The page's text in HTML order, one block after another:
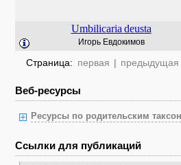
Umbilicaria deusta
Игорь Евдокимов
Страница: первая | предыдущая
Веб-ресурсы
Ресурсы по родительским
Ссылки для публикаций